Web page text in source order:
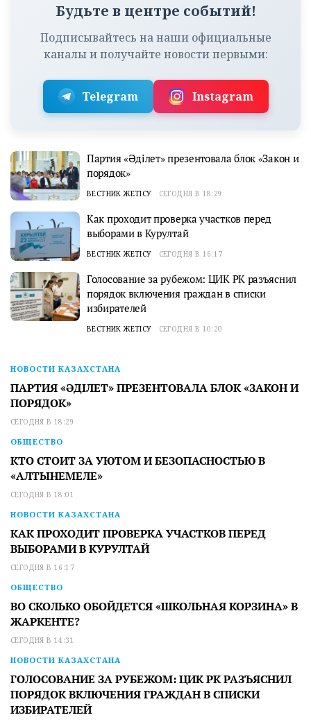
Будьте в центре событий!
Подписывайтесь на наши официальные
каналы и получайте новости первыми:
Telegram Instagram
Партия «Әділет» презентовала блок «Закон и
порядок»
ВЕСТНИК ЖЕТІСУ СЕГОДНЯ В 18:29
Как проходит проверка участков перед
выборами в Курултай
ВЕСТНИК ЖЕТІСУ СЕГОДНЯ В 16:17
Голосование за рубежом: ЦИК РК разъяснил
порядок включения граждан в списки
избирателей
ВЕСТНИК ЖЕТІСУ СЕГОДНЯ В 10:20
НОВОСТИ КАЗАХСТАНА
ПАРТИЯ «ӘДІЛЕТ» ПРЕЗЕНТОВАЛА БЛОК «ЗАКОН И
ПОРЯДОК»
СЕГОДНЯ В 18:29
ОБЩЕСТВО
КТО СТОИТ ЗА УЮТОМ И БЕЗОПАСНОСТЬЮ В
«АЛТЫНЕМЕЛЕ»
СЕГОДНЯ В 18:01
НОВОСТИ КАЗАХСТАНА
КАК ПРОХОДИТ ПРОВЕРКА УЧАСТКОВ ПЕРЕД
ВЫБОРАМИ В КУРУЛТАЙ
СЕГОДНЯ В 16:17
ОБЩЕСТВО
ВО СКОЛЬКО ОБОЙДЕТСЯ «ШКОЛЬНАЯ КОРЗИНА» В
ЖАРКЕНТЕ?
СЕГОДНЯ В 14:31
НОВОСТИ КАЗАХСТАНА
ГОЛОСОВАНИЕ ЗА РУБЕЖОМ: ЦИК РК РАЗЪЯСНИЛ
ПОРЯДОК ВКЛЮЧЕНИЯ ГРАЖДАН В СПИСКИ
ИЗБИРАТЕЛЕЙ